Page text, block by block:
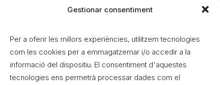
Gestionar consentiment
Per a oferir les millors experiències, utilitzem tecnologies
com les cookies per a emmagatzemar i/o accedir a la
informació del dispositiu. El consentiment d'aquestes
tecnologies ens permetrà processar dades com el
mecanismos de dominación en el Estado español